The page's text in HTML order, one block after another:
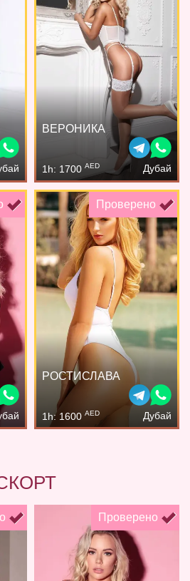
ВЕРОНИКА
1h: 1700 AED Дубай
Проверено
РОСТИСЛАВА
1h: 1600 AED Дубай
Проверено